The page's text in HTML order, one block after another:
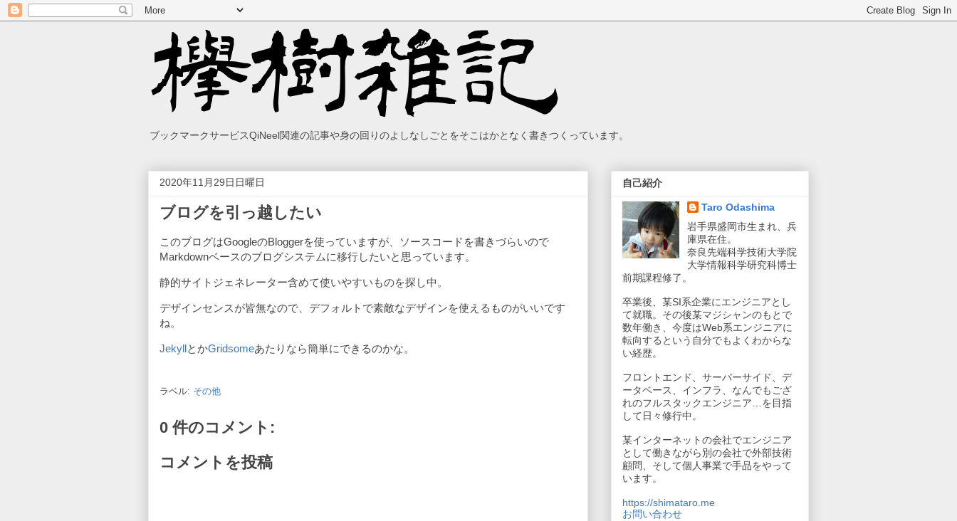
ブックマークサービスQiNeel関連の記事や身の回りのよしなしごとをそこはかとなく書きつくっています。
2020年11月29日日曜日
ブログを引っ越したい
このブログはGoogleのBloggerを使っていますが、ソースコードを書きづらいので
Markdownベースのブログシステムに移行したいと思っています。
静的サイトジェネレーター含めて使いやすいものを探し中。
デザインセンスが皆無なので、デフォルトで素敵なデザインを使えるものがいいです
ね。
JekyllとかGridsomeあたりなら簡単にできるのかな。
ラベル: その他
0 件のコメント:
コメントを投稿
自己紹介
Taro Odashima
岩手県盛岡市生まれ、兵
庫県在住。
奈良先端科学技術大学院
大学情報科学研究科博士
前期課程修了。
卒業後、某SI系企業にエンジニアとし
て就職。その後某マジシャンのもとで
数年働き、今度はWeb系エンジニアに
転向するという自分でもよくわからな
い経歴。
フロントエンド、サーバーサイド、デ
ータベース、インフラ、なんでもござ
れのフルスタックエンジニア…を目指
して日々修行中。
某インターネットの会社でエンジニア
として働きながら別の会社で外部技術
顧問、そして個人事業で手品をやって
います。
https://shimataro.me
お問い合わせ